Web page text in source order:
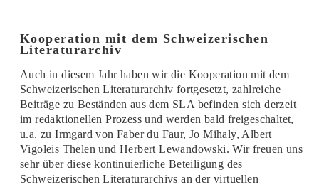
Kooperation mit dem Schweizerischen
Literaturarchiv
Auch in diesem Jahr haben wir die Kooperation mit dem
Schweizerischen Literaturarchiv fortgesetzt, zahlreiche
Beiträge zu Beständen aus dem SLA befinden sich derzeit
im redaktionellen Prozess und werden bald freigeschaltet,
u.a. zu Irmgard von Faber du Faur, Jo Mihaly, Albert
Vigoleis Thelen und Herbert Lewandowski. Wir freuen uns
sehr über diese kontinuierliche Beteiligung des
Schweizerischen Literaturarchivs an der virtuellen